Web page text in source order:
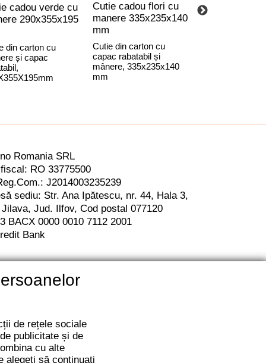
cadou verde cu
290x355x195
din carton cu
și capac
Cutie cadou flori cu
manere 335x235x140
mm
Cutie din carton cu
capac rabatabil și
mânere, 335x235x140
mm
Cutie cadou
verde 2
Romania SRL
RO 33775500
J2014003235239
sediu: Str. Ana Ipătescu, nr. 44, Hala 3,
Jud. Ilfov, Cod postal 077120
BACX 0000 0010 7112 2001
Bank
de rețele sociale
publicitate și de
cu alte
alegeți să continuați